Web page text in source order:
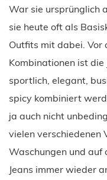
War sie ursprünglich
sie heute oft als
Outfits mit dabei. Vor
Kombinationen ist
sportlich, elegant,
spicy kombiniert
ja auch nicht
vielen verschiedenen
Waschungen und auf
Jeans immer wieder